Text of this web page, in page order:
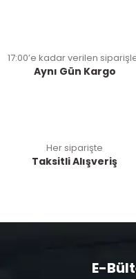
17:00’e kadar verilen
Aynı Gün Kargo
Her siparişte
Taksitli Alışveriş
E-